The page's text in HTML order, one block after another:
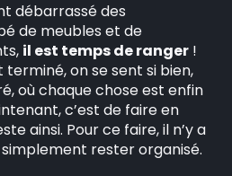
débarrassé des
de meubles et de
il est temps de ranger !
on se sent si bien,
où chaque chose est enfin
c’est de faire en
ainsi. Pour ce faire, il n’y a
rester organisé.